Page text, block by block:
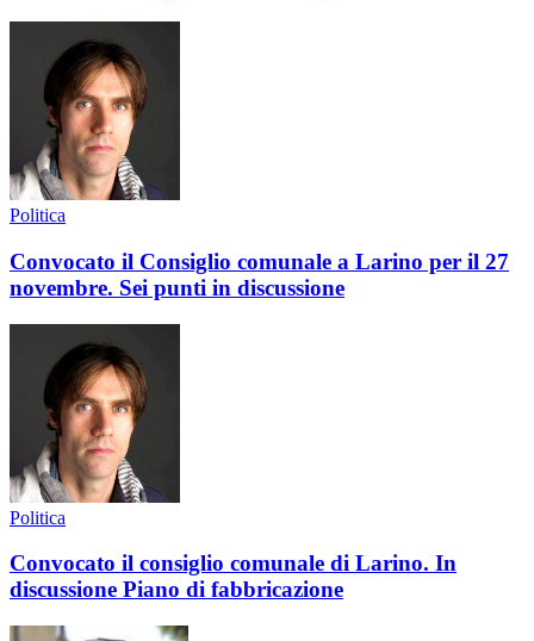
Politica
Convocato il Consiglio comunale a Larino per il 27
novembre. Sei punti in discussione
Politica
Convocato il consiglio comunale di Larino. In
discussione Piano di fabbricazione